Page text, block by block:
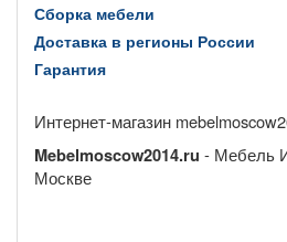
Сборка мебели
Доставка в регионы России
Гарантия
Интернет-магазин
Mebelmoscow2014.ru - Мебель
Москве